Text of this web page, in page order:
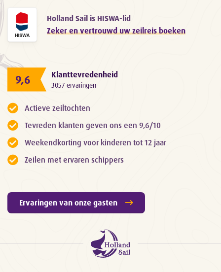
Holland Sail is HISWA-lid
Zeker en vertrouwd uw zeilreis boeken
9,6 Klanttevredenheid
3057 ervaringen
Actieve zeiltochten
Tevreden klanten geven ons een 9,6/10
Weekendkorting voor kinderen tot 12 jaar
Zeilen met ervaren schippers
Ervaringen van onze gasten